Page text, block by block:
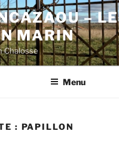
– LE
MARIN
Chalosse
Menu
: PAPILLON